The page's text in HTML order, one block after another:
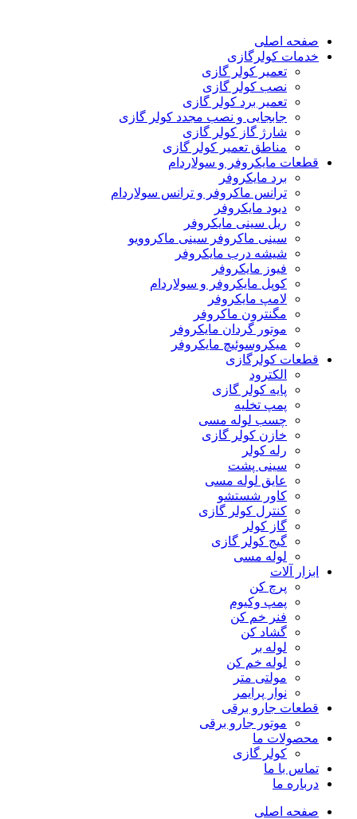
صفحه اصلی
خدمات کولرگازی
تعمیر کولر گازی
نصب کولر گازی
تعمیر برد کولر گازی
جابجایی و نصب مجدد کولر گازی
شارژ گاز کولر گازی
مناطق تعمیر کولر گازی
قطعات مایکروفر و سولاردام
برد مایکروفر
ترانس ماکروفر و ترانس سولاردام
دیود مایکروفر
ریل سینی مایکروفر
سینی ماکروفر سینی ماکروویو
شیشه درب مایکروفر
فیوز مایکروفر
کوپل مایکروفر و سولاردام
لامپ مایکروفر
مگنترون ماکروفر
موتور گردان مایکروفر
میکروسوئیچ مایکروفر
قطعات کولرگازی
الکترود
پایه کولر گازی
پمپ تخلیه
چسب لوله مسی
خازن کولر گازی
رله کولر
سینی پشت
عایق لوله مسی
کاور شستشو
کنترل کولر گازی
گاز کولر
گیج کولر گازی
لوله مسی
ابزار آلات
پرچ کن
پمپ وکیوم
فنر خم کن
گشاد کن
لوله بر
لوله خم کن
مولتی متر
نوار پرایمر
قطعات جارو برقی
موتور جارو برقی
محصولات ما
کولر گازی
تماس با ما
درباره ما
صفحه اصلی